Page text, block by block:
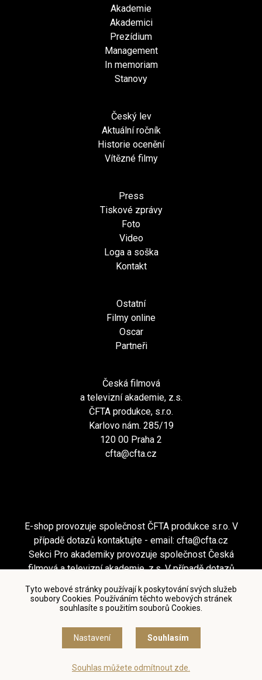
Tyto webové stránky používají k poskytování svých služeb
soubory Cookies. Používáním těchto webových stránek
souhlasíte s použitím souborů Cookies.
Nastavení Souhlasím
Souhlas můžete odmítnout zde.
Akademie
Akademici
Prezídium
Management
In memoriam
Stanovy
Český lev
Aktuální ročník
Historie ocenění
Vítězné filmy
Press
Tiskové zprávy
Foto
Video
Loga a soška
Kontakt
Ostatní
Filmy online
Oscar
Partneři
Česká filmová
a televizní akademie, z.s.
ČFTA produkce, s.r.o.
Karlovo nám. 285/19
120 00 Praha 2
cfta@cfta.cz
E-shop provozuje společnost ČFTA produkce s.r.o. V
případě dotazů kontaktujte - email: cfta@cfta.cz
Sekci Pro akademiky provozuje společnost Česká
filmová a televizní akademie, z.s. V případě dotazů
Podmínky užití a zásady ochrany osobních údajů
Nastavení cookies